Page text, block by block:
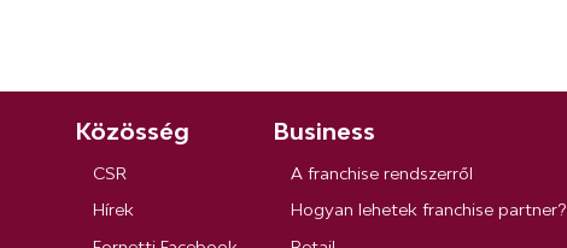
Közösség
CSR
Hírek
Business
A franchise rendszerről
Hogyan lehetek franchise partner?